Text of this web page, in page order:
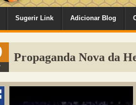
Sugerir Link Adicionar Blog
Propaganda Nova da